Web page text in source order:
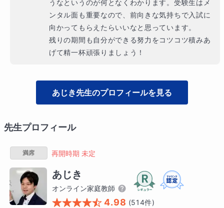
うなというのが何となくわかります。受験生はメ
ンタル面も重要なので、前向きな気持ちで入試に
向かってもらえたらいいなと思っています。
残りの期間も自分ができる努力をコツコツ積みあ
げて精一杯頑張りましょう！
あじき先生のプロフィールを見る
先生プロフィール
満席 再開時期 未定
あじき
オンライン家庭教師
4.98 (514件)